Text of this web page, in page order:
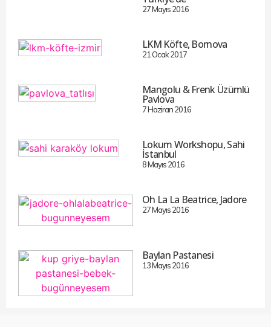
27 Mayıs 2016
LKM Köfte, Bornova
21 Ocak 2017
Mangolu & Frenk Üzümlü
Pavlova
7 Haziran 2016
Lokum Workshopu, Sahi
İstanbul
8 Mayıs 2016
Oh La La Beatrice, Jadore
27 Mayıs 2016
Baylan Pastanesi
13 Mayıs 2016